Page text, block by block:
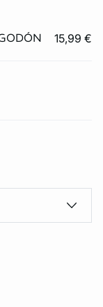
15,99 €